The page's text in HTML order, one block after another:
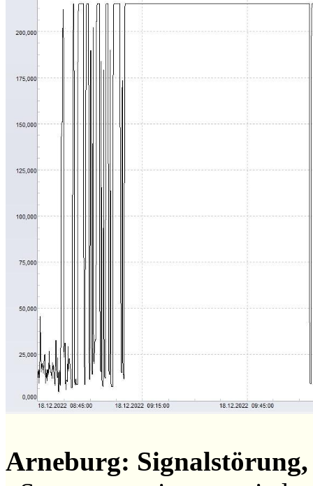
Arneburg: